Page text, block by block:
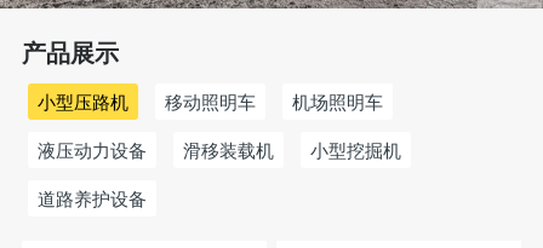
产品展示
小型压路机 移动照明车
机场照明车
液压动力设备
滑移装载机
小型挖掘机
道路养护设备